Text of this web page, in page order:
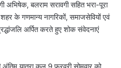
अभिषेक, बलराम सरावगी सहित भरा-पूरा
के गणमान्य नागरिकों, समाजसेवियों एवं
अर्पित करते हुए शोक संवेदनाएं